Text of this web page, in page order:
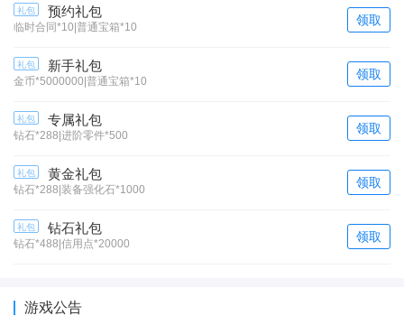
礼包 预约礼包
临时合同*10|普通宝箱*10 领取
礼包 新手礼包
金币*5000000|普通宝箱*10 领取
礼包 专属礼包
钻石*288|进阶零件*500 领取
礼包 黄金礼包
钻石*288|装备强化石*1000 领取
礼包 钻石礼包
钻石*488|信用点*20000 领取
游戏公告